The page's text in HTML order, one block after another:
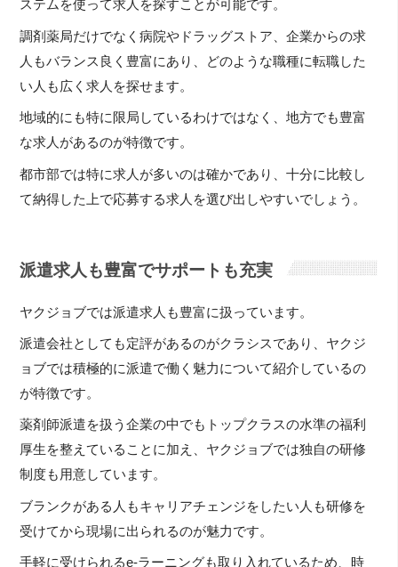
ステムを使って求人を探すことが可能です。
調剤薬局だけでなく病院やドラッグストア、企業からの求
人もバランス良く豊富にあり、どのような職種に転職した
い人も広く求人を探せます。
地域的にも特に限局しているわけではなく、地方でも豊富
な求人があるのが特徴です。
都市部では特に求人が多いのは確かであり、十分に比較し
て納得した上で応募する求人を選び出しやすいでしょう。
派遣求人も豊富でサポートも充実
ヤクジョブでは派遣求人も豊富に扱っています。
派遣会社としても定評があるのがクラシスであり、ヤクジ
ョブでは積極的に派遣で働く魅力について紹介しているの
が特徴です。
薬剤師派遣を扱う企業の中でもトップクラスの水準の福利
厚生を整えていることに加え、ヤクジョブでは独自の研修
制度も用意しています。
ブランクがある人もキャリアチェンジをしたい人も研修を
受けてから現場に出られるのが魅力です。
手軽に受けられるe-ラーニングも取り入れているため、時